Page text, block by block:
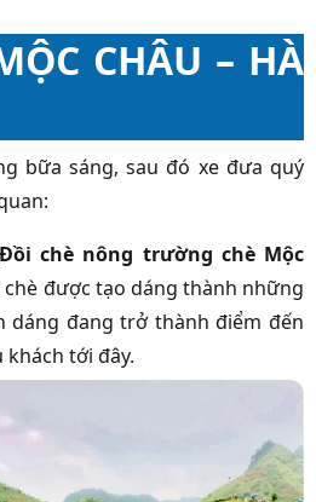
CHÂU – HÀ
bữa sáng, sau đó xe đưa quý
chè nông trường chè Mộc
được tạo dáng thành những
dáng đang trở thành điểm đến
tới đây.